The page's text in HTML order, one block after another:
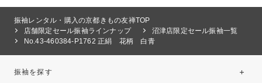
振袖レンタル・購入の京都きもの友禅TOP
店舗限定セール振袖ラインナップ
沼津店限定セール振袖一覧
No.43-460384-P1762 正絹 花柄 白青
振袖を探す